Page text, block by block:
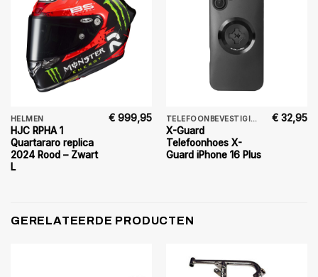
HELMEN
HJC RPHA 1
Quartararo replica
2024 Rood – Zwart
L
€ 999,95 TELEFOONBEVESTIGING
X-Guard
Telefoonhoes X-
Guard iPhone 16 Plus
€ 32,95
GERELATEERDE PRODUCTEN